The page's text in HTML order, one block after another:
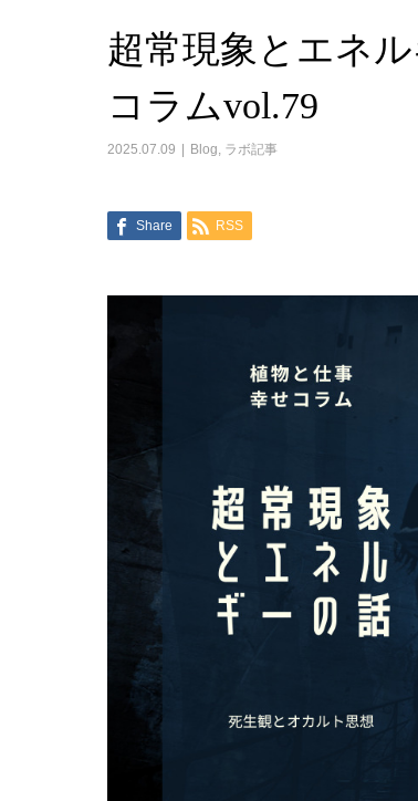
超常現象とエネ
コラムvol.79
2025.07.09 Blog ラボ記事
Share RSS